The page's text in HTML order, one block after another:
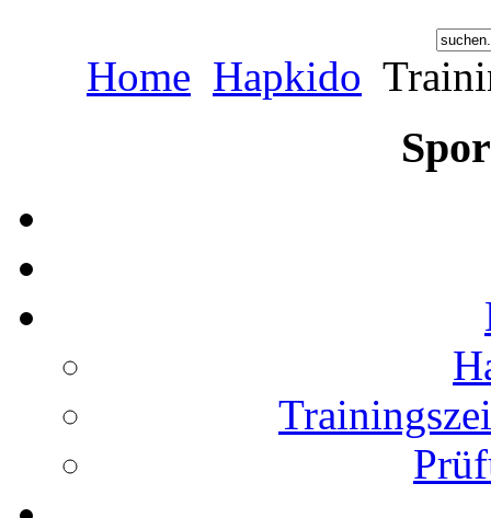
Home Hapkido